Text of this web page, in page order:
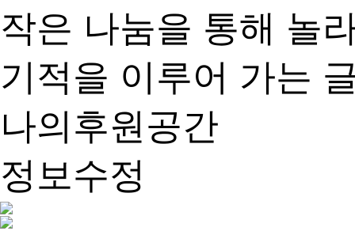
작은 나눔을 통해 놀
기적을 이루어 가는
나의후원공간
정보수정